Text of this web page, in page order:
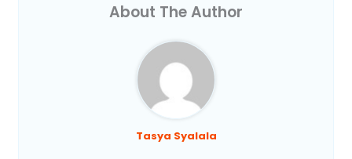
About The Author
Tasya Syalala